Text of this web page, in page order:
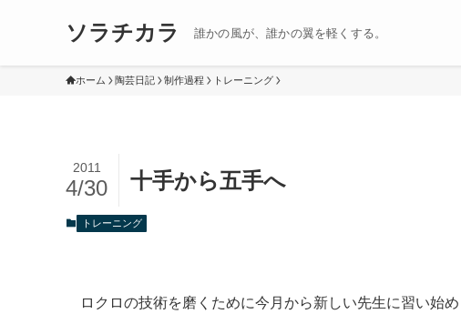
ソラチカラ 誰かの風が、誰かの翼を軽くする。
ホーム 陶芸日記 制作過程 トレーニング
十手から五手へ
2011
4/30
トレーニング
ロクロの技術を磨くために今月から新しい先生に習い始